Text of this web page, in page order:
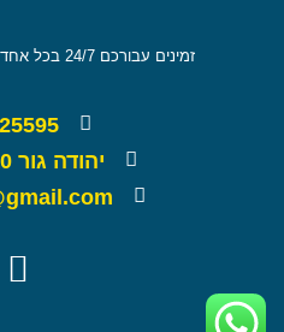
זמינים עבורכם 24/7 בכל אחד מערוצי התקשורת הבאים
יהודה גור 10, קרית אונו